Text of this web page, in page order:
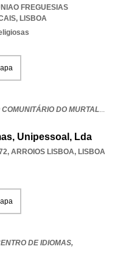
FREGUESIAS
, LISBOA
COMUNITÁRIO DO MURTAL...
Unipessoal, Lda
, ARROIOS LISBOA, LISBOA
DE IDIOMAS,